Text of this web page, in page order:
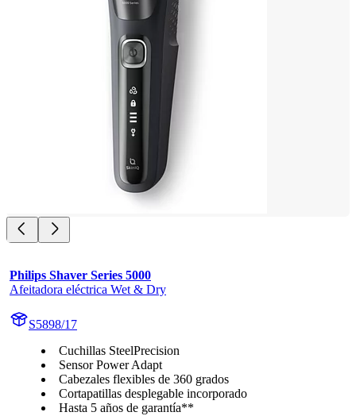
Philips Shaver Series 5000
Afeitadora eléctrica Wet & Dry
S5898/17
Cuchillas SteelPrecision
Sensor Power Adapt
Cabezales flexibles de 360 grados
Cortapatillas desplegable incorporado
Hasta 5 años de garantía**